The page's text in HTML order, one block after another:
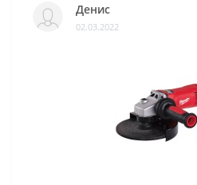
Денис
02.03.2022